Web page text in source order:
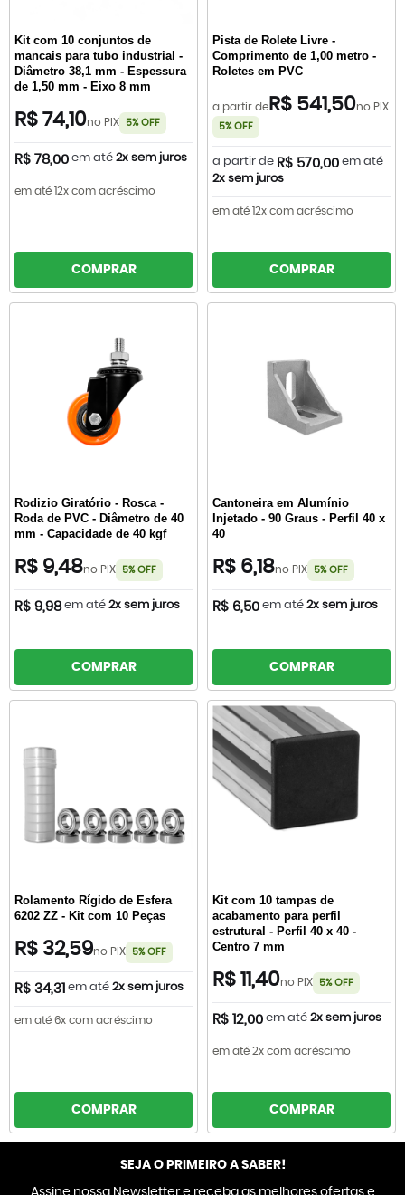
Kit com 10 conjuntos de
mancais para tubo industrial -
Diâmetro 38,1 mm - Espessura
de 1,50 mm - Eixo 8 mm
R$ 74,10no PIX 5% OFF
R$ 78,00 em até 2x sem juros
em até 12x com acréscimo
COMPRAR
Pista de Rolete Livre -
Comprimento de 1,00 metro -
Roletes em PVC
a partir de R$ 541,50no PIX
5% OFF
a partir de R$ 570,00 em até
2x sem juros
em até 12x com acréscimo
COMPRAR
Rodizio Giratório - Rosca -
Roda de PVC - Diâmetro de 40
mm - Capacidade de 40 kgf
R$ 9,48no PIX 5% OFF
R$ 9,98 em até 2x sem juros
COMPRAR
Cantoneira em Alumínio
Injetado - 90 Graus - Perfil 40 x
40
R$ 6,18no PIX 5% OFF
R$ 6,50 em até 2x sem juros
COMPRAR
Rolamento Rígido de Esfera
6202 ZZ - Kit com 10 Peças
R$ 32,59no PIX 5% OFF
R$ 34,31 em até 2x sem juros
em até 6x com acréscimo
COMPRAR
Kit com 10 tampas de
acabamento para perfil
estrutural - Perfil 40 x 40 -
Centro 7 mm
R$ 11,40no PIX 5% OFF
R$ 12,00 em até 2x sem juros
em até 2x com acréscimo
COMPRAR
SEJA O PRIMEIRO A SABER!
Assine nossa Newsletter e receba as melhores ofertas e